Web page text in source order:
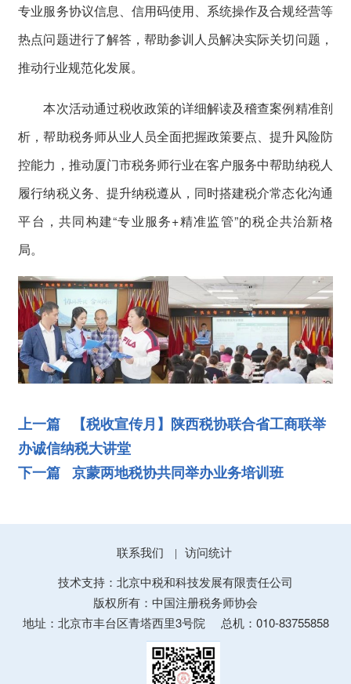
专业服务协议信息、信用码使用、系统操作及合规经营等
热点问题进行了解答，帮助参训人员解决实际关切问题，
推动行业规范化发展。
本次活动通过税收政策的详细解读及稽查案例精准剖
析，帮助税务师从业人员全面把握政策要点、提升风险防
控能力，推动厦门市税务师行业在客户服务中帮助纳税人
履行纳税义务、提升纳税遵从，同时搭建税介常态化沟通
平台，共同构建“专业服务+精准监管”的税企共治新格
局。
上一篇 【税收宣传月】陕西税协联合省工商联举
办诚信纳税大讲堂
下一篇 京蒙两地税协共同举办业务培训班
联系我们 |
访问统计
技术支持：北京中税和科技发展有限责任公司
版权所有：中国注册税务师协会
地址：北京市丰台区青塔西里3号院
总机：010-83755858